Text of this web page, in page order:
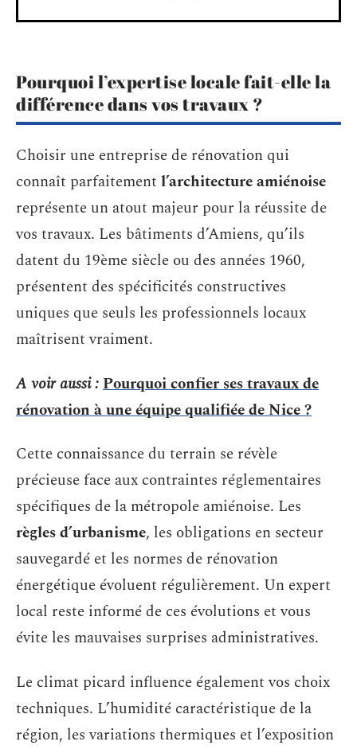
Pourquoi l’expertise locale fait-elle la
différence dans vos travaux ?
Choisir une entreprise de rénovation qui
connaît parfaitement l’architecture amiénoise
représente un atout majeur pour la réussite de
vos travaux. Les bâtiments d’Amiens, qu’ils
datent du 19ème siècle ou des années 1960,
présentent des spécificités constructives
uniques que seuls les professionnels locaux
maîtrisent vraiment.
A voir aussi :Pourquoi confier ses travaux de
rénovation à une équipe qualifiée de Nice ?
Cette connaissance du terrain se révèle
précieuse face aux contraintes réglementaires
spécifiques de la métropole amiénoise. Les
règles d’urbanisme, les obligations en secteur
sauvegardé et les normes de rénovation
énergétique évoluent régulièrement. Un expert
local reste informé de ces évolutions et vous
évite les mauvaises surprises administratives.
Le climat picard influence également vos choix
techniques. L’humidité caractéristique de la
région, les variations thermiques et l’exposition